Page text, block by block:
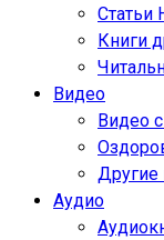
Статьи
Книги
Видео
Видео
Другие
Аудио